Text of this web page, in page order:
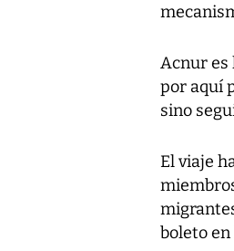
Acnur es
por aquí
sino
El viaje
boleto